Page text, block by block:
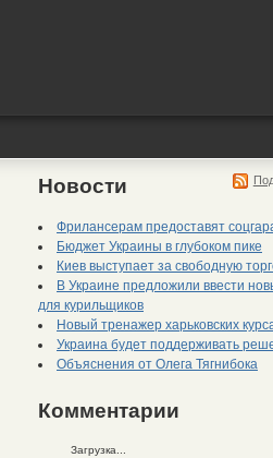
Новости
Фрилансерам предоставят
Бюджет Украины в глубоком пике
Киев выступает за свободную
В Украине предложили ввести
для курильщиков
Новый тренажер харьковских
Украина будет поддерживать
Объяснения от Олега Тягнибока
Комментарии
Загрузка...